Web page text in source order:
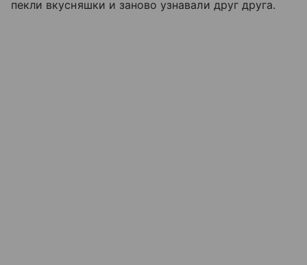
пекли вкусняшки и заново узнавали друг друга.